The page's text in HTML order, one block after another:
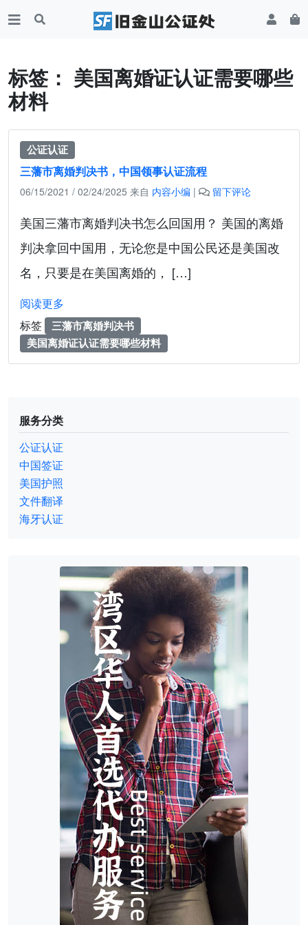
标签： 美国离婚证认证需要哪些
材料
公证认证
三藩市离婚判决书，中国领事认证流程
06/15/2021 / 02/24/2025 来自 内容小编 | 留下评论
美国三藩市离婚判决书怎么回国用？ 美国的离婚
判决拿回中国用，无论您是中国公民还是美国改
名，只要是在美国离婚的， […]
阅读更多
标签
三藩市离婚判决书
美国离婚证认证需要哪些材料
服务分类
公证认证
中国签证
美国护照
文件翻译
海牙认证